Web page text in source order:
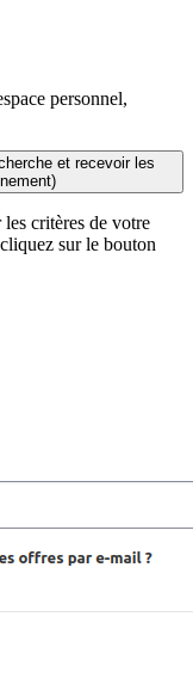
personnel,
et recevoir les
critères de votre
sur le bouton